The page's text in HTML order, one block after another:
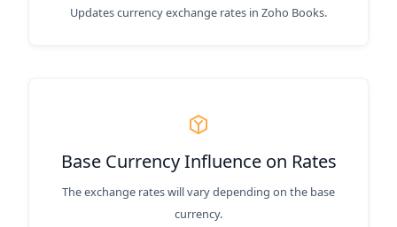
Updates currency exchange rates in Zoho Books.
Base Currency Influence on Rates
The exchange rates will vary depending on the base
currency.